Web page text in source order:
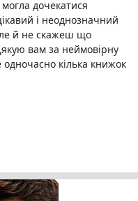
дочекатися
і неоднозначний
й не скажеш що
вам за неймовірну
кілька книжок